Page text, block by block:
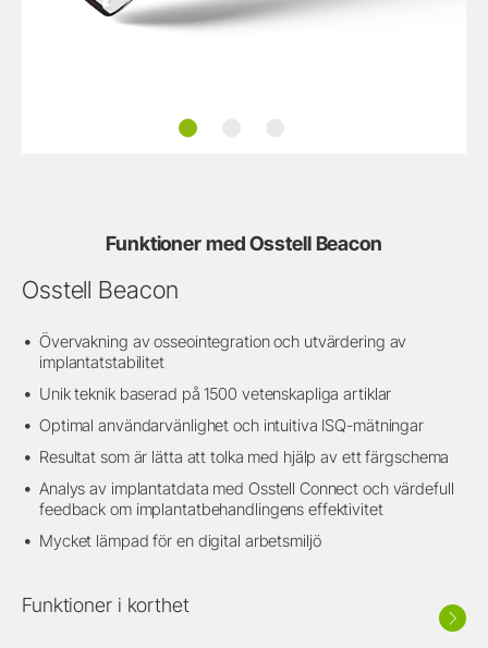
Övervakning av osseointegration
Samarbete och spårbarhet
Funktioner med Osstell Beacon
Osstell Beacon
Övervakning av osseointegration och utvärdering av
implantatstabilitet
Unik teknik baserad på 1500 vetenskapliga artiklar
Optimal användarvänlighet och intuitiva ISQ-mätningar
Resultat som är lätta att tolka med hjälp av ett färgschema
Analys av implantatdata med Osstell Connect och värdefull
feedback om implantatbehandlingens effektivitet
Mycket lämpad för en digital arbetsmiljö
Funktioner i korthet